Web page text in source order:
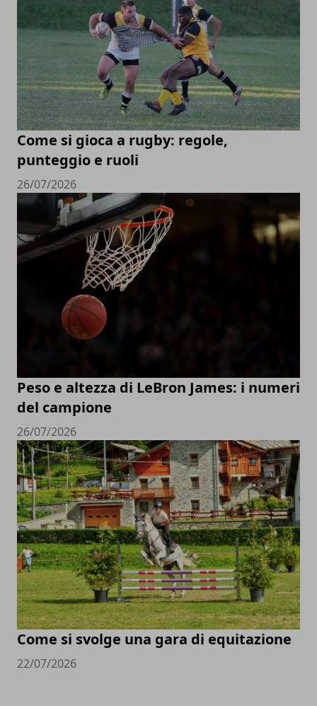
Come si gioca a rugby: regole,
punteggio e ruoli
26/07/2026
Peso e altezza di LeBron James: i numeri
del campione
26/07/2026
Come si svolge una gara di equitazione
22/07/2026